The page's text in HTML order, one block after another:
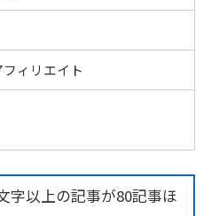
ィリエイト
字以上の記事が80記事ほ